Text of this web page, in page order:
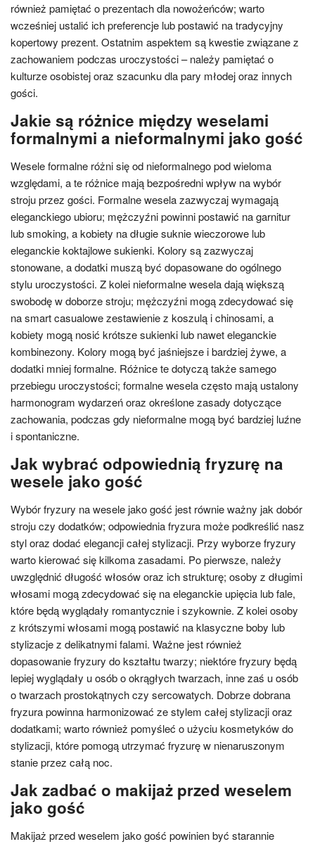
również pamiętać o prezentach dla nowożeńców; warto
wcześniej ustalić ich preferencje lub postawić na tradycyjny
kopertowy prezent. Ostatnim aspektem są kwestie związane z
zachowaniem podczas uroczystości – należy pamiętać o
kulturze osobistej oraz szacunku dla pary młodej oraz innych
gości.
Jakie są różnice między weselami
formalnymi a nieformalnymi jako gość
Wesele formalne różni się od nieformalnego pod wieloma
względami, a te różnice mają bezpośredni wpływ na wybór
stroju przez gości. Formalne wesela zazwyczaj wymagają
eleganckiego ubioru; mężczyźni powinni postawić na garnitur
lub smoking, a kobiety na długie suknie wieczorowe lub
eleganckie koktajlowe sukienki. Kolory są zazwyczaj
stonowane, a dodatki muszą być dopasowane do ogólnego
stylu uroczystości. Z kolei nieformalne wesela dają większą
swobodę w doborze stroju; mężczyźni mogą zdecydować się
na smart casualowe zestawienie z koszulą i chinosami, a
kobiety mogą nosić krótsze sukienki lub nawet eleganckie
kombinezony. Kolory mogą być jaśniejsze i bardziej żywe, a
dodatki mniej formalne. Różnice te dotyczą także samego
przebiegu uroczystości; formalne wesela często mają ustalony
harmonogram wydarzeń oraz określone zasady dotyczące
zachowania, podczas gdy nieformalne mogą być bardziej luźne
i spontaniczne.
Jak wybrać odpowiednią fryzurę na
wesele jako gość
Wybór fryzury na wesele jako gość jest równie ważny jak dobór
stroju czy dodatków; odpowiednia fryzura może podkreślić nasz
styl oraz dodać elegancji całej stylizacji. Przy wyborze fryzury
warto kierować się kilkoma zasadami. Po pierwsze, należy
uwzględnić długość włosów oraz ich strukturę; osoby z długimi
włosami mogą zdecydować się na eleganckie upięcia lub fale,
które będą wyglądały romantycznie i szykownie. Z kolei osoby
z krótszymi włosami mogą postawić na klasyczne boby lub
stylizacje z delikatnymi falami. Ważne jest również
dopasowanie fryzury do kształtu twarzy; niektóre fryzury będą
lepiej wyglądały u osób o okrągłych twarzach, inne zaś u osób
o twarzach prostokątnych czy sercowatych. Dobrze dobrana
fryzura powinna harmonizować ze stylem całej stylizacji oraz
dodatkami; warto również pomyśleć o użyciu kosmetyków do
stylizacji, które pomogą utrzymać fryzurę w nienaruszonym
stanie przez całą noc.
Jak zadbać o makijaż przed weselem
jako gość
Makijaż przed weselem jako gość powinien być starannie